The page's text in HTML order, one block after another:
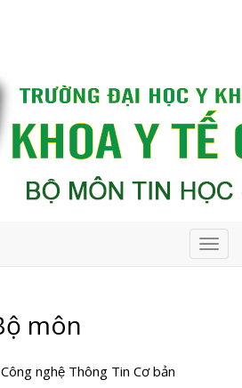
môn
nghệ Thông Tin Cơ bản